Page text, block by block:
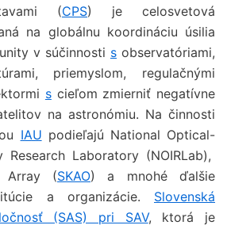
(CPS) je celosvetová
na globálnu koordináciu úsilia
v súčinnosti s observatóriami,
priemyslom, regulačnými
scieľom zmierniť negatívne
na astronómiu. Na činnosti
IAU podieľajú National Optical-
Research Laboratory (NOIRLab),
Array (SKAO) a mnohé ďalšie
a organizácie. Slovenská
(SAS) pri SAV, ktorá je